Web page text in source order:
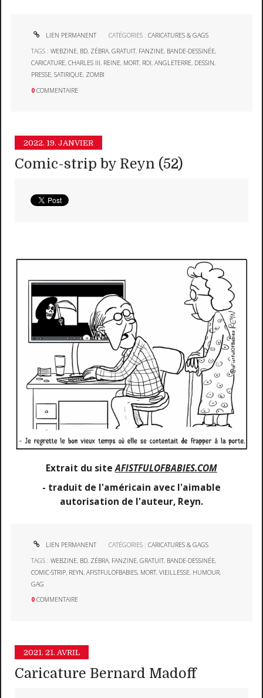
LIEN PERMANENT CATÉGORIES :CARICATURES & GAGS
TAGS :WEBZINE, BD, ZÉBRA,GRATUIT, FANZINE, BANDE-DESSINÉE,
CARICATURE,CHARLES III, REINE, MORT, ROI,ANGLETERRE, DESSIN,
PRESSE,SATIRIQUE, ZOMBI
0 COMMENTAIRE
2022. 19. JANVIER
Comic-strip by Reyn (52)
Extrait du siteAFISTFULOFBABIES.COM
- traduit de l'américain avec l'aimable
autorisation de l'auteur, Reyn.
LIEN PERMANENT CATÉGORIES :CARICATURES & GAGS
TAGS :WEBZINE, BD, ZÉBRA, FANZINE,GRATUIT, BANDE-DESSINÉE,
COMIC-STRIP, REYN,AFISTFULOFBABIES, MORT,VIEILLESSE, HUMOUR,
GAG
0 COMMENTAIRE
2021. 21. AVRIL
Caricature Bernard Madoff